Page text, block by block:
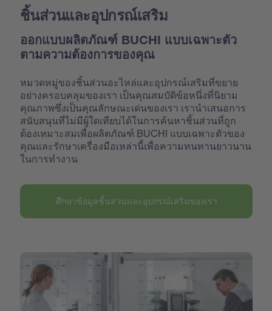
ชิ้นส่วนและอุปกรณ์เสริม
ออกแบบผลิตภัณฑ์ BUCHI แบบเฉพาะตัว
ตามความต้องการของคุณ
หมวดหมู่ของชิ้นส่วนอะไหล่และอุปกรณ์เสริมที่ขยาย
อย่างครอบคลุมของเรา เป็นคุณสมบัติข้อหนึ่งที่นิยาม
คุณภาพซึ่งเป็นคุณลักษณะเด่นของเรา เรานำเสนอการ
สนับสนุนที่ไม่มีผู้ใดเทียบได้ในการค้นหาชิ้นส่วนที่ถูก
ต้องเหมาะสมเพื่อผลิตภัณฑ์ BUCHI แบบเฉพาะตัวของ
คุณและรักษาเครื่องมือเหล่านี้เพื่อความทนทานยาวนาน
ในการทำงาน
ศึกษาข้อมูลชิ้นส่วนและอุปกรณ์เสริมของเรา